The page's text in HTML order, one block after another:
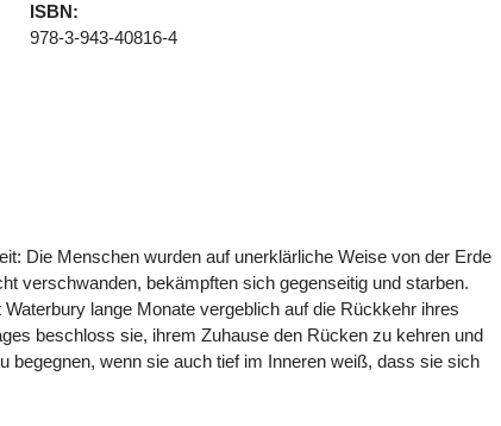
ISBN:
978-3-943-40816-4
Die Menschen wurden auf unerklärliche Weise von der Erde
verschwanden, bekämpften sich gegenseitig und starben.
lange Monate vergeblich auf die Rückkehr ihres
beschloss sie, ihrem Zuhause den Rücken zu kehren und
begegnen, wenn sie auch tief im Inneren weiß, dass sie sich